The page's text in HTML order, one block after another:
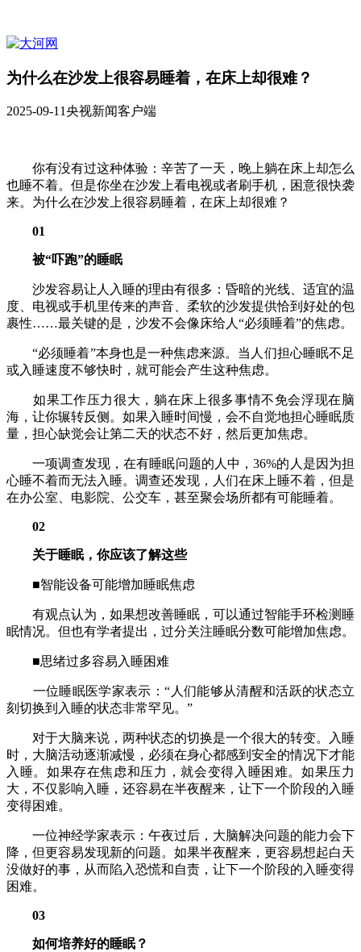
为什么在沙发上很容易睡着，在床上却很难？
2025-09-11央视新闻客户端
你有没有过这种体验：辛苦了一天，晚上躺在床上却怎么
也睡不着。但是你坐在沙发上看电视或者刷手机，困意很快袭
来。为什么在沙发上很容易睡着，在床上却很难？
01
被“吓跑”的睡眠
沙发容易让人入睡的理由有很多：昏暗的光线、适宜的温
度、电视或手机里传来的声音、柔软的沙发提供恰到好处的包
裹性……最关键的是，沙发不会像床给人“必须睡着”的焦虑。
“必须睡着”本身也是一种焦虑来源。当人们担心睡眠不足
或入睡速度不够快时，就可能会产生这种焦虑。
如果工作压力很大，躺在床上很多事情不免会浮现在脑
海，让你辗转反侧。如果入睡时间慢，会不自觉地担心睡眠质
量，担心缺觉会让第二天的状态不好，然后更加焦虑。
一项调查发现，在有睡眠问题的人中，36%的人是因为担
心睡不着而无法入睡。调查还发现，人们在床上睡不着，但是
在办公室、电影院、公交车，甚至聚会场所都有可能睡着。
02
关于睡眠，你应该了解这些
■智能设备可能增加睡眠焦虑
有观点认为，如果想改善睡眠，可以通过智能手环检测睡
眠情况。但也有学者提出，过分关注睡眠分数可能增加焦虑。
■思绪过多容易入睡困难
一位睡眠医学家表示：“人们能够从清醒和活跃的状态立
刻切换到入睡的状态非常罕见。”
对于大脑来说，两种状态的切换是一个很大的转变。入睡
时，大脑活动逐渐减慢，必须在身心都感到安全的情况下才能
入睡。如果存在焦虑和压力，就会变得入睡困难。如果压力
大，不仅影响入睡，还容易在半夜醒来，让下一个阶段的入睡
变得困难。
一位神经学家表示：午夜过后，大脑解决问题的能力会下
降，但更容易发现新的问题。如果半夜醒来，更容易想起白天
没做好的事，从而陷入恐慌和自责，让下一个阶段的入睡变得
困难。
03
如何培养好的睡眠？